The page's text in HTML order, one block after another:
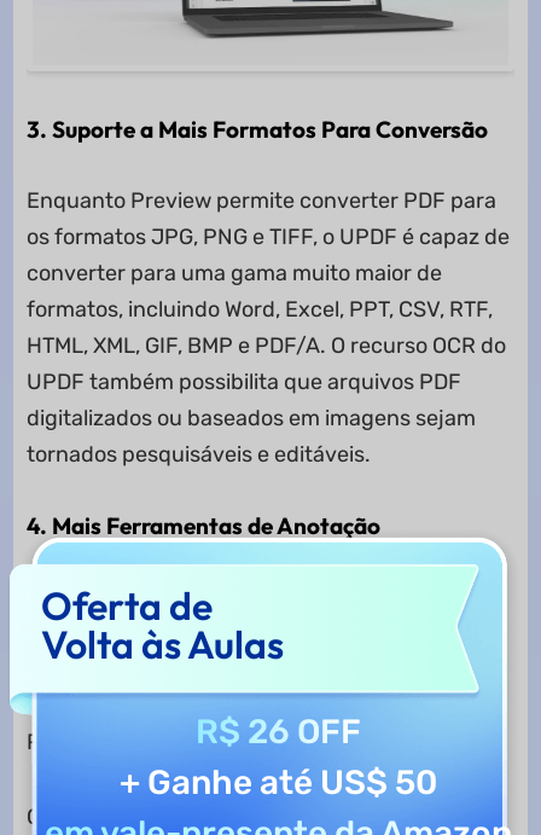
3. Suporte a Mais Formatos Para Conversão
Enquanto Preview permite converter PDF para
os formatos JPG, PNG e TIFF, o UPDF é capaz de
converter para uma gama muito maior de
formatos, incluindo Word, Excel, PPT, CSV, RTF,
HTML, XML, GIF, BMP e PDF/A. O recurso OCR do
UPDF também possibilita que arquivos PDF
digitalizados ou baseados em imagens sejam
tornados pesquisáveis e editáveis.
4. Mais Ferramentas de Anotação
Preview oferece ferramentas de anotação
básicas que permitem ao usuário desenhar,
comentários de texto, notas e assinaturas em
PDFs.
O UPDF, no entanto, oferece diversas
Oferta de
Volta às Aulas
R$ 26 OFF
+ Ganhe até US$ 50